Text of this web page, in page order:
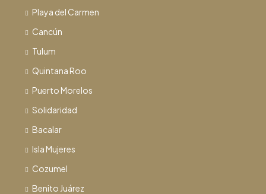
Playa del Carmen
Cancún
Tulum
Quintana Roo
Puerto Morelos
Solidaridad
Bacalar
Isla Mujeres
Cozumel
Benito Juárez